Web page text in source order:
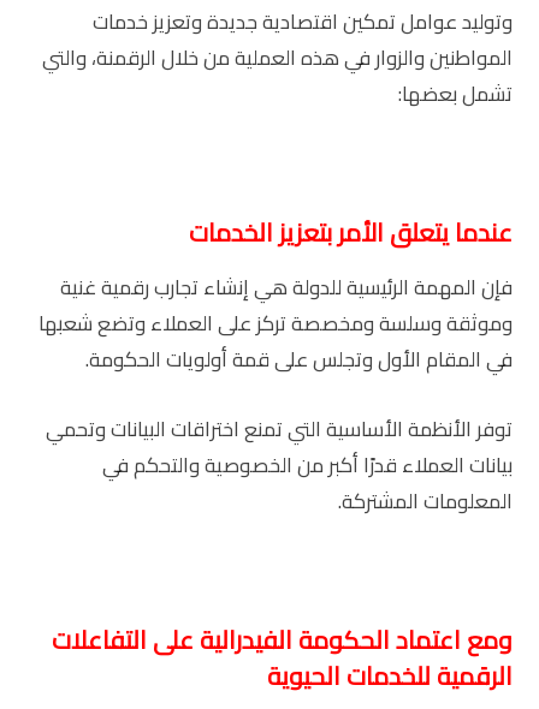
وتوليد عوامل تمكين اقتصادية جديدة وتعزيز خدمات
المواطنين والزوار في هذه العملية من خلال الرقمنة، والتي
تشمل بعضها:
عندما يتعلق الأمر بتعزيز الخدمات
فإن المهمة الرئيسية للدولة هي إنشاء تجارب رقمية غنية
وموثقة وسلسة ومخصصة تركز على العملاء وتضع شعبها
في المقام الأول وتجلس على قمة أولويات الحكومة.
توفر الأنظمة الأساسية التي تمنع اختراقات البيانات وتحمي
بيانات العملاء قدرًا أكبر من الخصوصية والتحكم في
المعلومات المشتركة.
ومع اعتماد الحكومة الفيدرالية على التفاعلات
الرقمية للخدمات الحيوية